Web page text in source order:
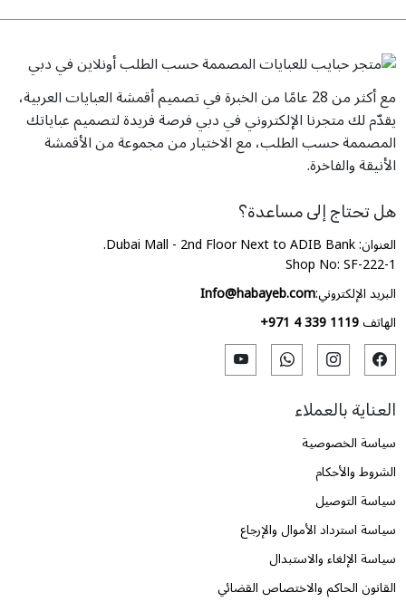
مع أكثر من 28 عامًا من الخبرة في تصميم أقمشة العبايات العربية،
يقدّم لك متجرنا الإلكتروني في دبي فرصة فريدة لتصميم عباياتك
المصممة حسب الطلب، مع الاختيار من مجموعة من الأقمشة
الأنيقة والفاخرة.
العناية بالعملاء
سياسة الخصوصية
الشروط والأحكام
سياسة التوصيل
سياسة استرداد الأموال والإرجاع
سياسة الإلغاء والاستبدال
القانون الحاكم والاختصاص القضائي
هل تحتاج إلى مساعدة؟
العنوان: Dubai Mall - 2nd Floor Next to ADIB Bank.
Shop No: SF-222-1
البريد الإلكتروني:Info@habayeb.com
الهاتف+971 4 339 1119